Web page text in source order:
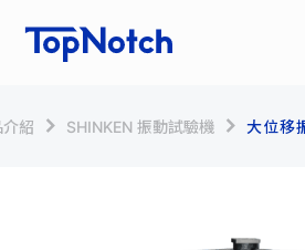
紹 SHINKEN 振動試驗機 大位移